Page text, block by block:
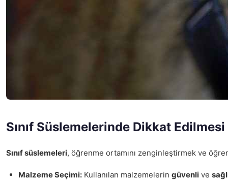
Sınıf Süslemelerinde Dikkat
Sınıf süslemeleri, öğrenme ortamını zenginleştirmek ve
Malzeme Seçimi: Kullanılan malzemelerin güvenli ve